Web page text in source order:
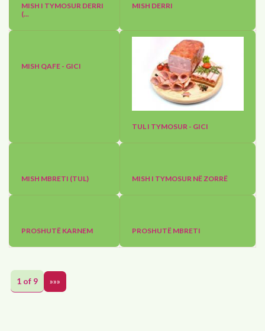
MISH I TYMOSUR DERRI
(...
MISH DERRI
MISH QAFE - GICI
TUL I TYMOSUR - GICI
MISH MBRETI (TUL) MISH I TYMOSUR NË ZORRË
PROSHUTË KARNEM PROSHUTË MBRETI
1 of 9 »»»